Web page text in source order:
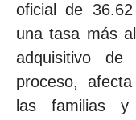
oficial de
una tasa más
adquisitivo
proceso,
las familias y